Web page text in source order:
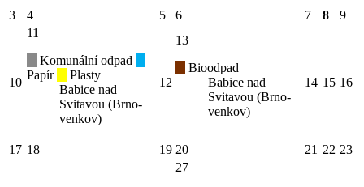
3 4 5 6 7 8 9
10
11
Komunální odpad
Papír
Plasty
Babice nad
Svitavou (Brno-
venkov)
12
13
Bioodpad
Babice nad
Svitavou (Brno-
venkov)
14 15 16
17 18 19 20 21 22 23
27